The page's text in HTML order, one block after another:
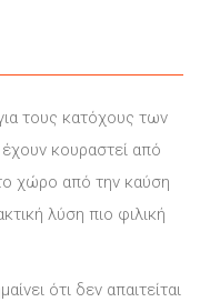
τους κατόχους των
κουραστεί από
χώρο από την καύση
λύση πιο φιλική
ότι δεν απαιτείται